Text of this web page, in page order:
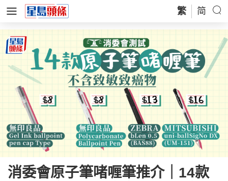
繁 简
消委會原子筆啫喱筆推介｜14款